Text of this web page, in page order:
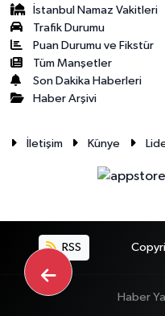
İstanbul Namaz Vakitleri
Trafik Durumu
Puan Durumu ve Fikstür
Tüm Manşetler
Son Dakika Haberleri
Haber Arşivi
İletişim Künye
RSS
Haber